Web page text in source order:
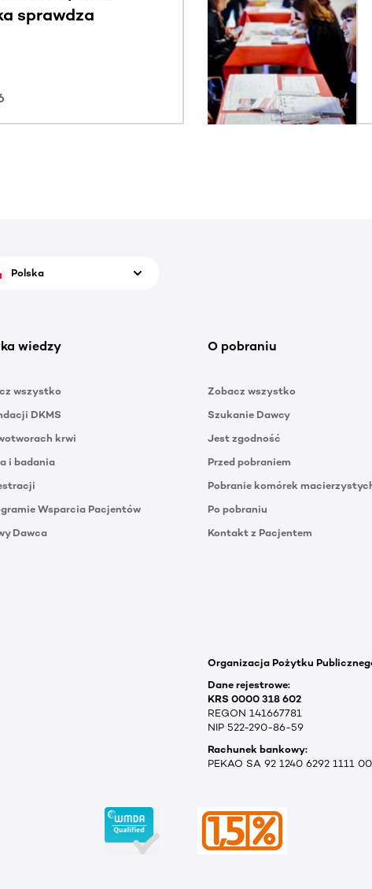
sprawdza
Polska
wiedzy
wszystko
DKMS
krwi
i badania
Wsparcia Pacjentów
Dawca
O pobraniu
Zobacz wszystko
Szukanie Dawcy
Jest zgodność
Przed pobraniem
Pobranie komórek
Po pobraniu
Kontakt z Pacjentem
Organizacja Pożytku
Dane rejestrowe:
KRS 0000 318 602
REGON 141667781
NIP 522-290-86-59
Rachunek bankowy:
PEKAO SA 92 1240 6292 1111